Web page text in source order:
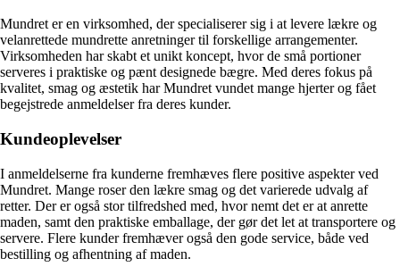
Mundret er en virksomhed, der specialiserer sig i at levere lækre og
velanrettede mundrette anretninger til forskellige arrangementer.
Virksomheden har skabt et unikt koncept, hvor de små portioner
serveres i praktiske og pænt designede bægre. Med deres fokus på
kvalitet, smag og æstetik har Mundret vundet mange hjerter og fået
begejstrede anmeldelser fra deres kunder.
Kundeoplevelser
I anmeldelserne fra kunderne fremhæves flere positive aspekter ved
Mundret. Mange roser den lækre smag og det varierede udvalg af
retter. Der er også stor tilfredshed med, hvor nemt det er at anrette
maden, samt den praktiske emballage, der gør det let at transportere og
servere. Flere kunder fremhæver også den gode service, både ved
bestilling og afhentning af maden.